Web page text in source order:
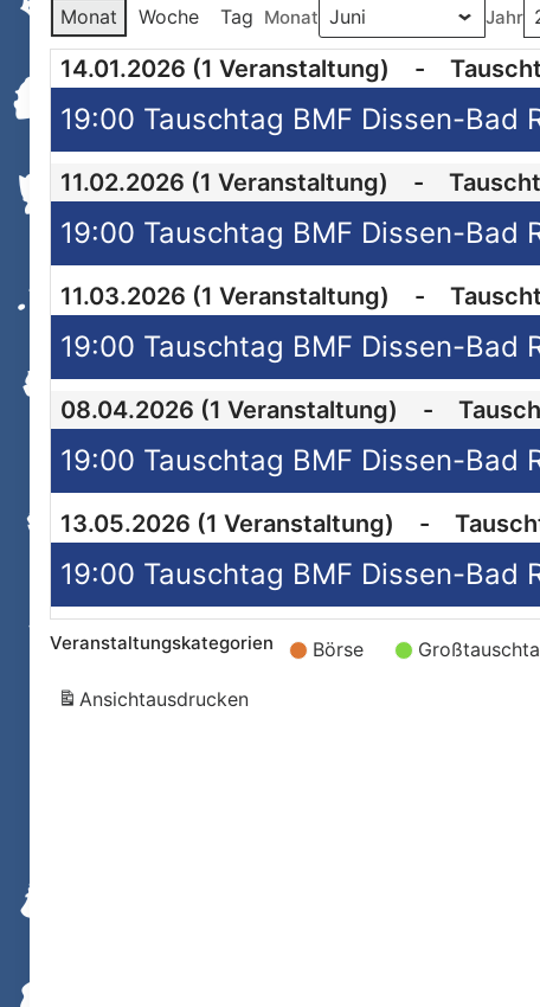
Monat Woche Tag Monat Jahr
14.01.2026 (1 Veranstaltung) -
11.02.2026 (1 Veranstaltung) -
11.03.2026 (1 Veranstaltung) -
08.04.2026 (1 Veranstaltung) -
13.05.2026 (1 Veranstaltung) -
Veranstaltungskategorien Börse
Ansichtausdrucken